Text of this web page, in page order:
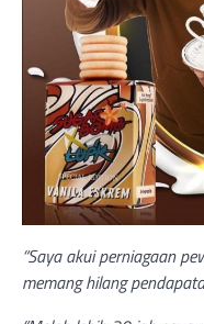
“Saya akui perniagaan
memang hilang